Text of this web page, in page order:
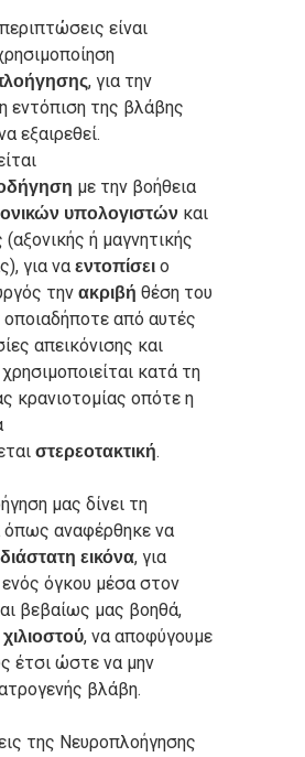
είναι
, για την
εντόπιση της βλάβης
εξαιρεθεί.
με την βοήθεια
υπολογιστών και
(αξονικής ή μαγνητικής
για να εντοπίσει ο
την ακριβή θέση του
από αυτές
απεικόνισης και
κατά τη
κρανιοτομίας οπότε η
στερεοτακτική.
μας δίνει τη
όπως αναφέρθηκε να
εικόνα, για
όγκου μέσα στον
βεβαίως μας βοηθά,
, να αποφύγουμε
έτσι ώστε να μην
βλάβη.
της Νευροπλοήγησης